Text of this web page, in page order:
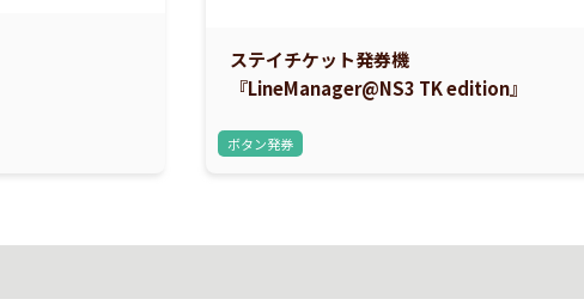
ステイチケット発券機
『LineManager@NS3 TK edition』
ボタン発券